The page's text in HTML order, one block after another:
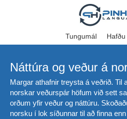
Tungumál
Náttúra og veður á
Margar athafnir treysta á veðrið. Til
norskar veðurspár höfum við sett
orðum yfir veður og náttúru.
norsku í lok síðunnar til að finna